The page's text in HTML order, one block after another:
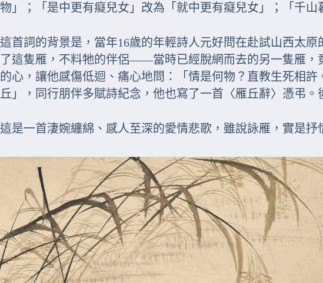
物」；「是中更有癡兒女」改為「就中更有癡兒女」；「千
這首詞的背景是，當年16歲的年輕詩人元好問在赴試山西太
了這隻雁，不料牠的伴侶――當時已經脫網而去的另一隻雁，
的心，讓他感傷低迴、痛心地問：「情是何物？直教生死相
丘」，同行朋伴多賦詩紀念，他也寫了一首〈雁丘辭〉憑弔
這是一首淒婉纏綿、感人至深的愛情悲歌，雖說詠雁，實是抒